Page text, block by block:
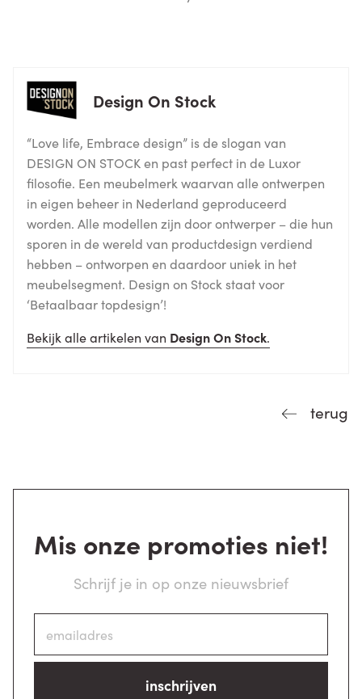
Design On Stock
“Love life, Embrace design” is de slogan van
DESIGN ON STOCK en past perfect in de Luxor
filosofie. Een meubelmerk waarvan alle ontwerpen
in eigen beheer in Nederland geproduceerd
worden. Alle modellen zijn door ontwerper – die hun
sporen in de wereld van productdesign verdiend
hebben – ontworpen en daardoor uniek in het
meubelsegment. Design on Stock staat voor
‘Betaalbaar topdesign’!
Bekijk alle artikelen van Design On Stock.
terug
Mis onze promoties niet!
Schrijf je in op onze nieuwsbrief
inschrijven